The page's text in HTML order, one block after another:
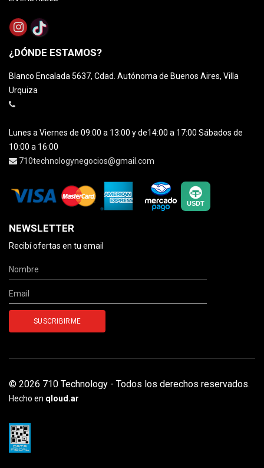
¿DÓNDE ESTAMOS?
Blanco Encalada 5637, Cdad. Autónoma de Buenos Aires, Villa
Urquiza
Lunes a Viernes de 09:00 a 13:00 y de14:00 a 17:00 Sábados de
10:00 a 16:00
710technologynegocios@gmail.com
NEWSLETTER
Recibí ofertas en tu email
© 2026 710 Technology - Todos los derechos reservados.
Hecho en qloud.ar